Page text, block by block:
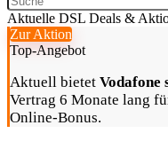
Aktuelle DSL Deals &
Zur Aktion
Top-Angebot
Aktuell bietet Vodafone
Vertrag 6 Monate lang
Online-Bonus.